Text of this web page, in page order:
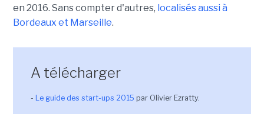
en 2016. Sans compter d'autres, localisés aussi à
Bordeaux et Marseille.
A télécharger
- Le guide des start-ups 2015 par Olivier Ezratty.